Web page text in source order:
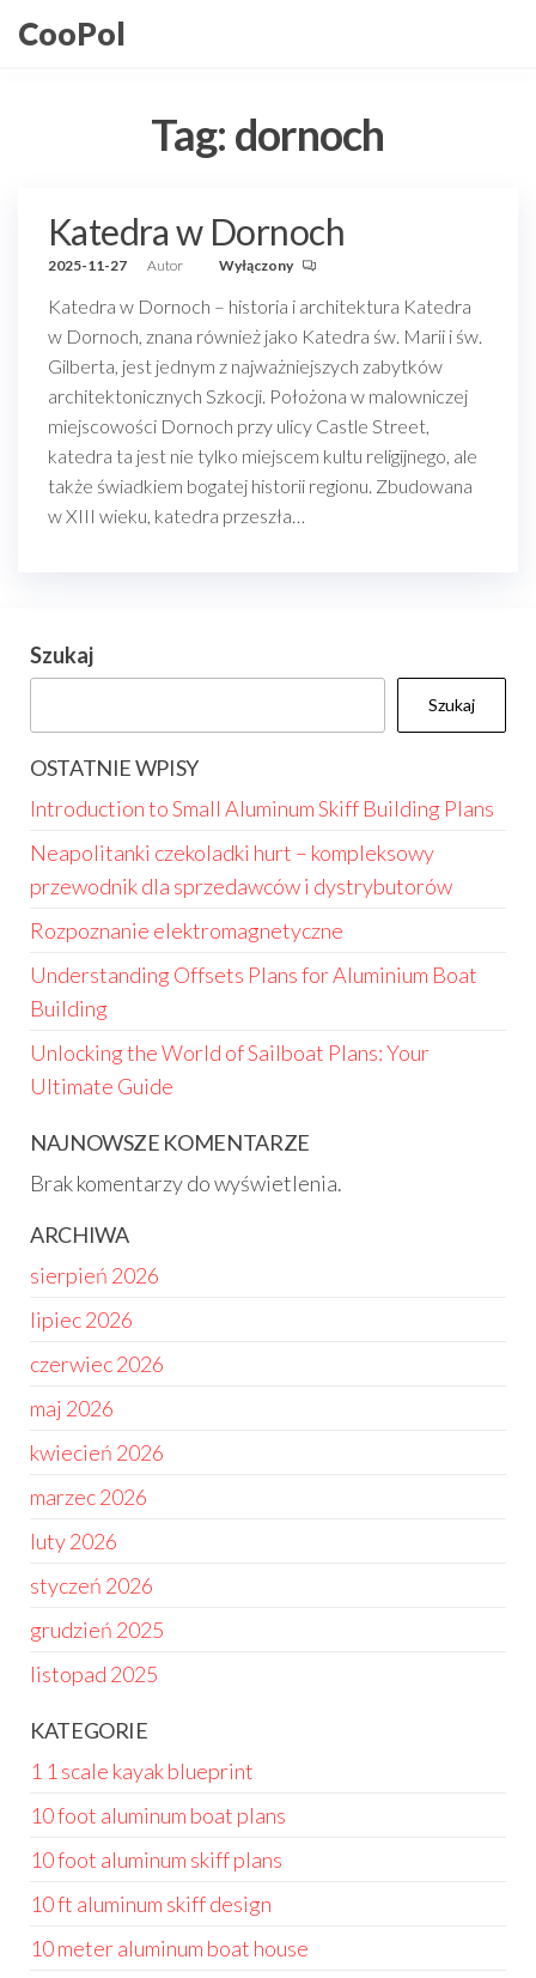
doCooPol
Tag: dornoch
Katedra w Dornoch
2025-11-27 Autor Wyłączony
Katedra w Dornoch – historia i architektura Katedra
w Dornoch, znana również jako Katedra św. Marii i św.
Gilberta, jest jednym z najważniejszych zabytków
architektonicznych Szkocji. Położona w malowniczej
miejscowości Dornoch przy ulicy Castle Street,
katedra ta jest nie tylko miejscem kultu religijnego, ale
także świadkiem bogatej historii regionu. Zbudowana
w XIII wieku, katedra przeszła…
Szukaj
Szukaj
OSTATNIE WPISY
Introduction to Small Aluminum Skiff Building Plans
Neapolitanki czekoladki hurt – kompleksowy
przewodnik dla sprzedawców i dystrybutorów
Rozpoznanie elektromagnetyczne
Understanding Offsets Plans for Aluminium Boat
Building
Unlocking the World of Sailboat Plans: Your
Ultimate Guide
NAJNOWSZE KOMENTARZE
Brak komentarzy do wyświetlenia.
ARCHIWA
sierpień 2026
lipiec 2026
czerwiec 2026
maj 2026
kwiecień 2026
marzec 2026
luty 2026
styczeń 2026
grudzień 2025
listopad 2025
KATEGORIE
1 1 scale kayak blueprint
10 foot aluminum boat plans
10 foot aluminum skiff plans
10 ft aluminum skiff design
10 meter aluminum boat house